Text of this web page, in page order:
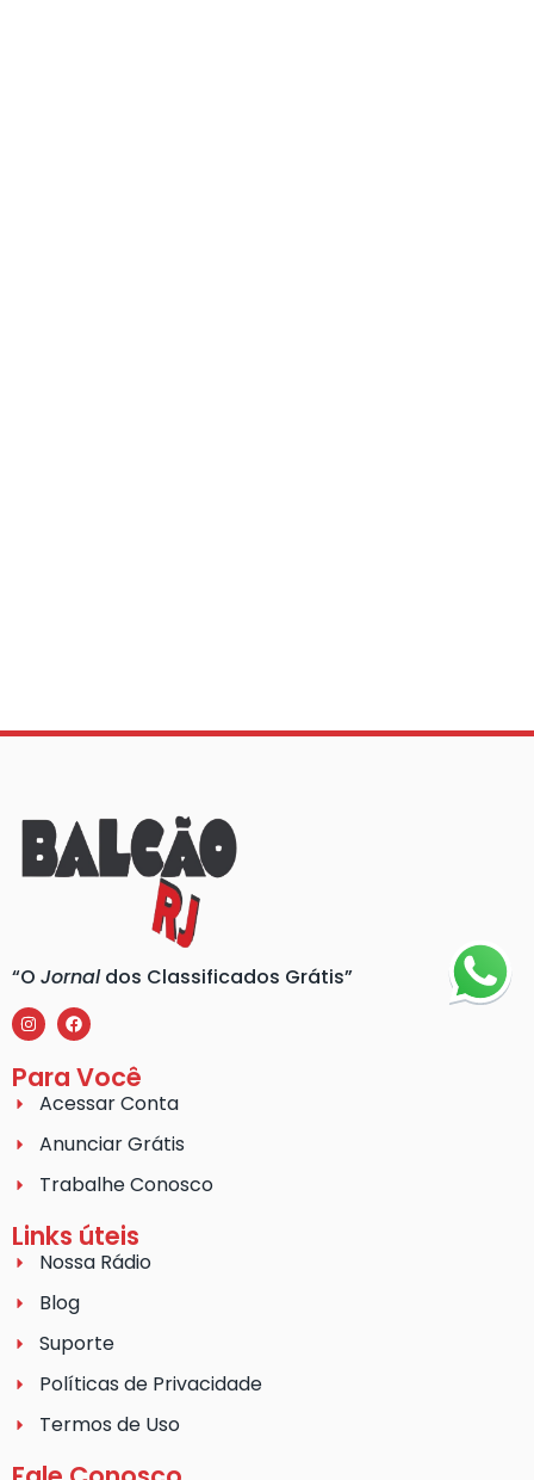
“O Jornaldos Classificados Grátis”
Para Você
Acessar Conta
Anunciar Grátis
Trabalhe Conosco
Links úteis
Nossa Rádio
Blog
Suporte
Políticas de Privacidade
Termos de Uso